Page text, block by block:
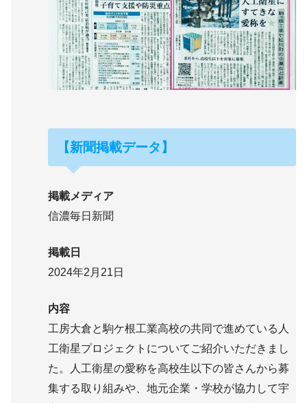
【新聞掲載データ】
掲載メディア
信濃毎日新聞
掲載日
2024年2月21日
内容
工房大倉と駒ケ根工業高校の共同で進めている人
工衛星プロジェクトについてご紹介いただきまし
た。人工衛星の愛称を高校生以下の皆さんから募
集する取り組みや、地元企業・学校が協力して宇